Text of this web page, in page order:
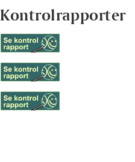
Kontrolrapporter